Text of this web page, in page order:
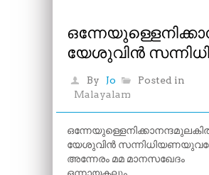
യേശുവിൻ സന്നിധി
By Jo
Posted in
Malayalam
യേശുവിൻ
അന്നേരം മമ മാനസഖേദം
ഒന്നായകലും